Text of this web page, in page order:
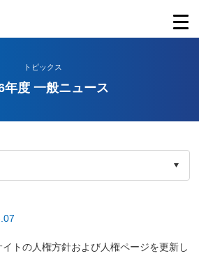
トピックス
年度 一般ニュース
トの人権方針および人権ページを更新し